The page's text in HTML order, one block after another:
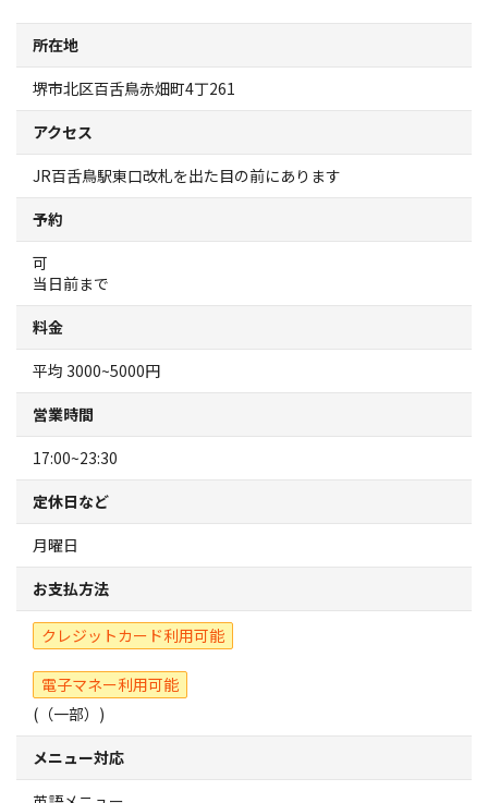
堺ナビ
ようこそ堺へ！
地図から探す
スポット検索
観光案内所
観光パンフレット
堺おもてなしチケット
お役立ち情報紹介
堺観光タクシー
交通・アクセス
堺観光コンベンション協会について
協会について
協会からのお知らせ
所在地
堺市北区百舌鳥赤畑町4丁261
アクセス
JR百舌鳥駅東口改札を出た目の前にあります
予約
可
当日前まで
料金
平均 3000~5000円
営業時間
17:00~23:30
定休日など
月曜日
お支払方法
クレジットカード利用可能
電子マネー利用可能
(（一部）)
メニュー対応